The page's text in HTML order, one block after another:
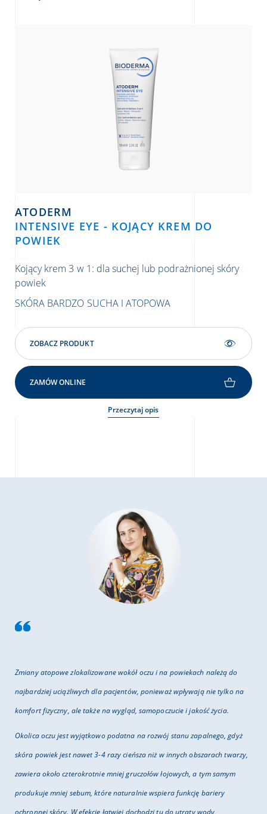
ATODERM
INTENSIVE EYE - KOJĄCY KREM DO
POWIEK
Kojący krem 3 w 1: dla suchej lub podrażnionej skóry
powiek
SKÓRA BARDZO SUCHA I ATOPOWA
ZOBACZ PRODUKT
ZAMÓW ONLINE
Przeczytaj opis
Zmiany atopowe zlokalizowane wokół oczu i na powiekach należą do
najbardziej uciążliwych dla pacjentów, ponieważ wpływają nie tylko na
komfort fizyczny, ale także na wygląd, samopoczucie i jakość życia.
Okolica oczu jest wyjątkowo podatna na rozwój stanu zapalnego, gdyż
skóra powiek jest nawet 3-4 razy cieńsza niż w innych obszarach twarzy,
zawiera około czterokrotnie mniej gruczołów łojowych, a tym samym
produkuje mniej sebum, które naturalnie wspiera funkcję bariery
ochronnej skóry. W efekcie łatwiej dochodzi tu do utraty wody,